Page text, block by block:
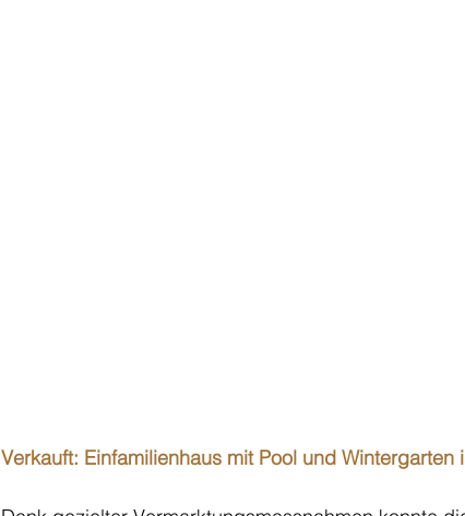
Verkauft: Einfamilienhaus mit Pool und Wintergarten